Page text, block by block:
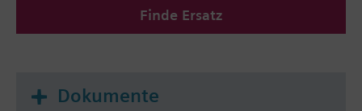
Finde Ersatz
Dokumente